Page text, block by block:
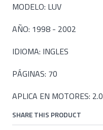
MODELO: LUV
AÑO: 1998 - 2002
IDIOMA: INGLES
PÁGINAS: 70
APLICA EN MOTORES:
SHARE THIS PRODUCT